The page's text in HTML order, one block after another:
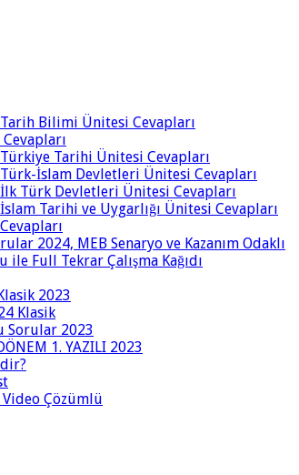
Tarih Bilimi Ünitesi Cevapları
Cevapları
Türkiye Tarihi Ünitesi Cevapları
Türk-İslam Devletleri Ünitesi Cevapları
İlk Türk Devletleri Ünitesi Cevapları
Tarihi ve Uygarlığı Ünitesi Cevapları
2024, MEB Senaryo ve Kazanım Odaklı
ile Full Tekrar Çalışma Kağıdı
2023
Klasik
Sorular 2023
1. YAZILI 2023
Video Çözümlü